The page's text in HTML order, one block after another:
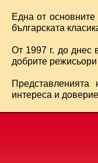
Една от
българската
От 1997 г. до днес
добрите
интереса и